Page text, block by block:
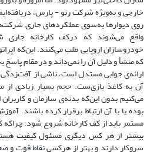
خارجی و به‌ویژه شرکت رنو - پارس،
روی دیوارها به‌سوی عملکردهای جاری
واقع می‌شوند که درکف کارخانه جاری
خودروسازان اروپایی طلب می‌کنند. این‌که
که منشأ و دلیل آن را نمی‌داند و در مقام پاسخ
ارائه‌ی جوابی مستدل است، ناشی از
آن به کاغذ بازی‌ست. حجم بسیار زیادی از
می‌کنیم بدون این‌که بدنه‌ی سازمان و کاربران
بوده یا با آن ارتباط برقرار کرده باشند.
مستمر باید از کف کارخانه شروع شود؛ چراکه
بیشتر از هر کس دیگری مسئول کیفیت
سروکار دارند و بهتر از هرکسی نقاط قوت و